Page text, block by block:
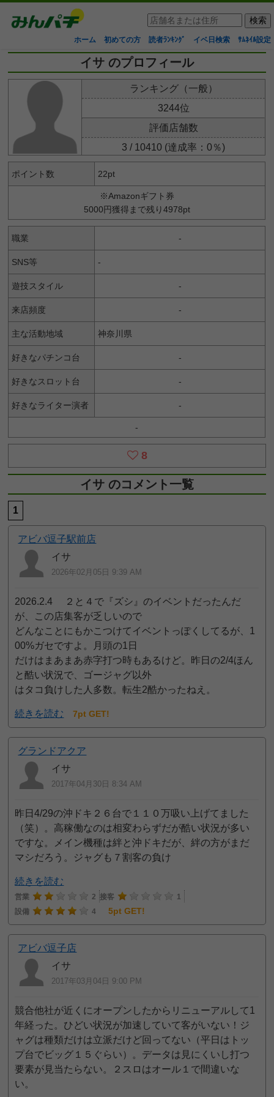
ホーム 初めての方 読者ﾗﾝｷﾝｸﾞ イベ日検索 ｻﾑﾈｲﾙ設定
イサ のプロフィール
ランキング（一般）
3244位
評価店舗数
3 / 10410 (達成率：0％)
ポイント数 22pt
※Amazonギフト券
5000円獲得まで残り4978pt
職業 -
SNS等 -
遊技スタイル -
来店頻度 -
主な活動地域 神奈川県
好きなパチンコ台 -
好きなスロット台 -
好きなライター演者 -
-
8
イサ のコメント一覧
1
アビバ逗子駅前店
イサ
2026年02月05日 9:39 AM
2026.2.4 ２と４で『ズシ』のイベントだったんだ
が、この店集客が乏しいので
どんなことにもかこつけてイベントっぽくしてるが、1
00%ガセですよ。月頭の1日
だけはまあまあ赤字打つ時もあるけど。昨日の2/4ほん
と酷い状況で、ゴージャグ以外
はタコ負けした人多数。転生2酷かったねえ。
続きを読む 7pt GET!
グランドアクア
イサ
2017年04月30日 8:34 AM
昨日4/29の沖ドキ２６台で１１０万吸い上げてました
（笑）。高稼働なのは相変わらずだが酷い状況が多い
ですな。メイン機種は絆と沖ドキだが、絆の方がまだ
マシだろう。ジャグも７割客の負け
続きを読む
営業 2 接客
1
設備
4 5pt GET!
アビバ逗子店
イサ
2017年03月04日 9:00 PM
競合他社が近くにオープンしたからリニューアルして1
年経った。ひどい状況が加速していて客がいない！ジ
ャグは種類だけは立派だけど回ってない（平日はトッ
プ台でビッグ１５ぐらい）。データは見にくいし打つ
要素が見当たらない。２スロはオール１で間違いな
い。